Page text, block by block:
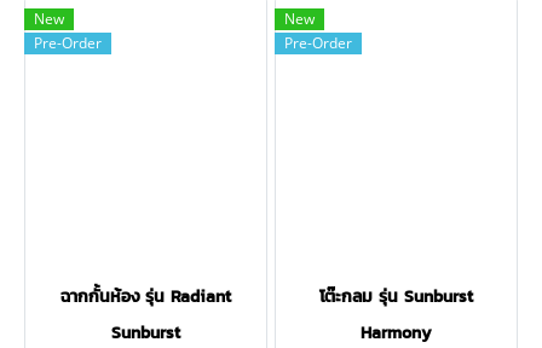
New
Pre-Order
ฉากกั้นห้อง รุ่น Radiant
Sunburst
New
Pre-Order
โต๊ะกลม รุ่น Sunburst
Harmony